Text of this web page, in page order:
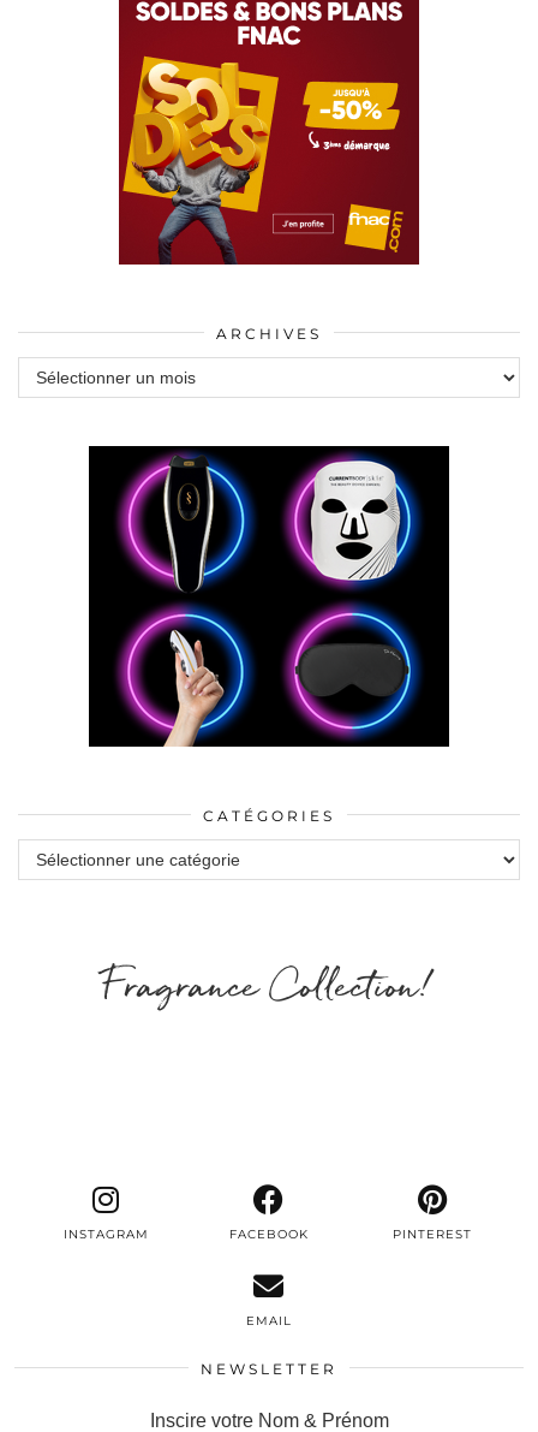
ARCHIVES
Archives
CATÉGORIES
Catégories
Fragrance Collection!
INSTAGRAM FACEBOOK PINTEREST
EMAIL
NEWSLETTER
Inscire votre Nom & Prénom